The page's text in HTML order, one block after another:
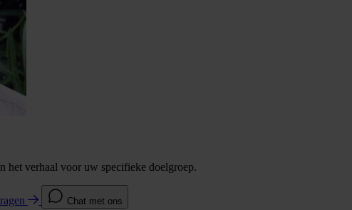
het verhaal voor uw specifieke doelgroep.
Chat met ons